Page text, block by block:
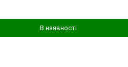
В наявності